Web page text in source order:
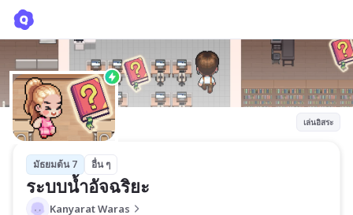
เล่นอิสระ
มัธยมต้น 7 อื่น ๆ
ระบบน้ำอัจฉริยะ
Kanyarat Waras